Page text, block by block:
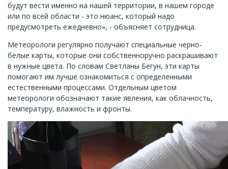
будут вести именно на нашей территории, в нашем городе
или по всей области - это нюанс, который надо
предусмотреть ежедневно», - объясняет сотрудница.
Метеорологи регулярно получают специальные черно-
белые карты, которые они собственноручно раскрашивают
в нужные цвета. По словам Светланы Бегун, эти карты
помогают им лучше ознакомиться с определенными
естественными процессами. Отдельным цветом
метеорологи обозначают такие явления, как облачность,
температуру, влажность и фронты.